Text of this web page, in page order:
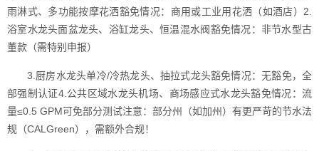
雨淋式、多功能按摩花洒豁免情况：商用或工业用花洒（如酒店）2.
浴室水龙头面盆龙头、浴缸龙头、恒温混水阀豁免情况：非节水型古
董款（需特别申报）
3.厨房水龙头单冷/冷热龙头、抽拉式龙头豁免情况：无豁免，全
部强制认证4.公共区域水龙头机场、商场感应式水龙头豁免情况：流
量≤0.5 GPM可免部分测试注意：部分州（如加州）有更严苛的节水法
规（CALGreen），需额外合规！